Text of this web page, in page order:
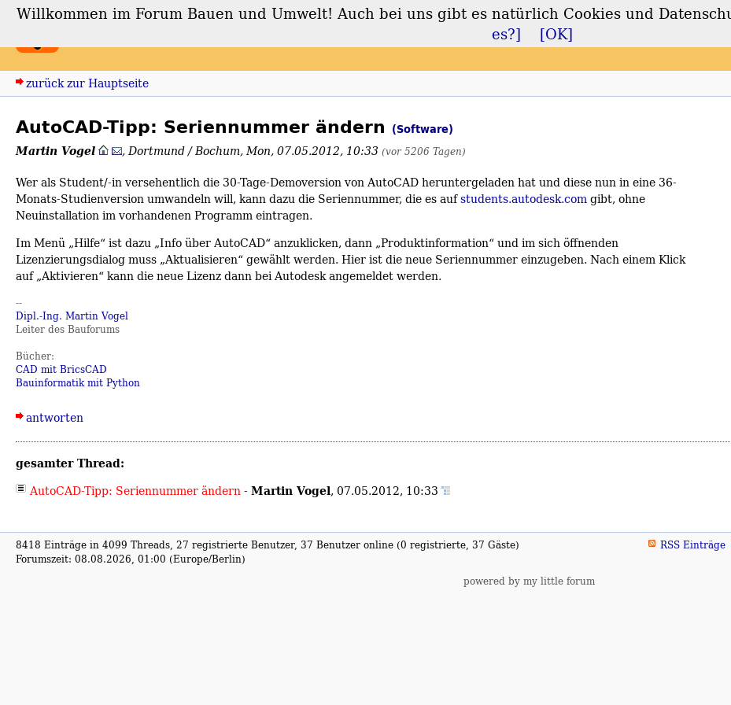
Forum Bauen und Umwelt
zurück zur Hauptseite
AutoCAD-Tipp: Seriennummer ändern (Software)
Martin Vogel ,Dortmund / Bochum,Mon, 07.05.2012, 10:33 (vor 5206 Tagen)
Wer als Student/-in versehentlich die 30-Tage-Demoversion von AutoCAD heruntergeladen hat und diese nun in eine 36-
Monats-Studienversion umwandeln will, kann dazu die Seriennummer, die es aufstudents.autodesk.comgibt, ohne
Neuinstallation im vorhandenen Programm eintragen.
Im Menü „Hilfe“ ist dazu „Info über AutoCAD“ anzuklicken, dann „Produktinformation“ und im sich öffnenden
Lizenzierungsdialog muss „Aktualisieren“ gewählt werden. Hier ist die neue Seriennummer einzugeben. Nach einem Klick
auf „Aktivieren“ kann die neue Lizenz dann bei Autodesk angemeldet werden.
--
Dipl.-Ing. Martin Vogel
Leiter des Bauforums
Bücher:
CAD mit BricsCAD
Bauinformatik mit Python
antworten
gesamter Thread:
AutoCAD-Tipp: Seriennummer ändern- Martin Vogel, 07.05.2012, 10:33
8418 Einträge in 4099 Threads, 27 registrierte Benutzer, 37 Benutzer online (0 registrierte, 37 Gäste)
Forumszeit: 08.08.2026, 01:00 (Europe/Berlin)
RSS Einträge
powered by my little forum
Willkommen im Forum Bauen und Umwelt! Auch bei uns gibt es natürlich Cookies und
es?]
[OK]